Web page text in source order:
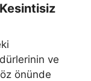
ve
önünde